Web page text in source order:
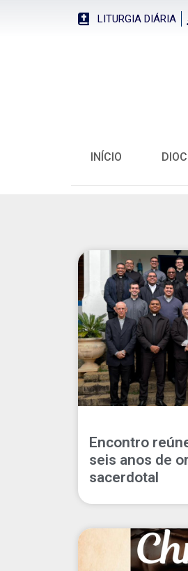
LITURGIA DIÁRIA
INÍCIO
Encontro
seis anos de
sacerdotal